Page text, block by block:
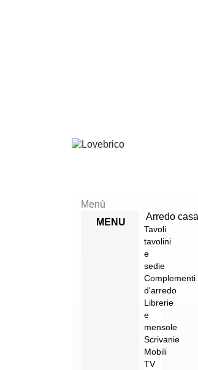
Menù
MENU
Arredo casa
Tavoli
tavolini
e
sedie
Complementi
d'arredo
Librerie
e
mensole
Scrivanie
Mobili
TV